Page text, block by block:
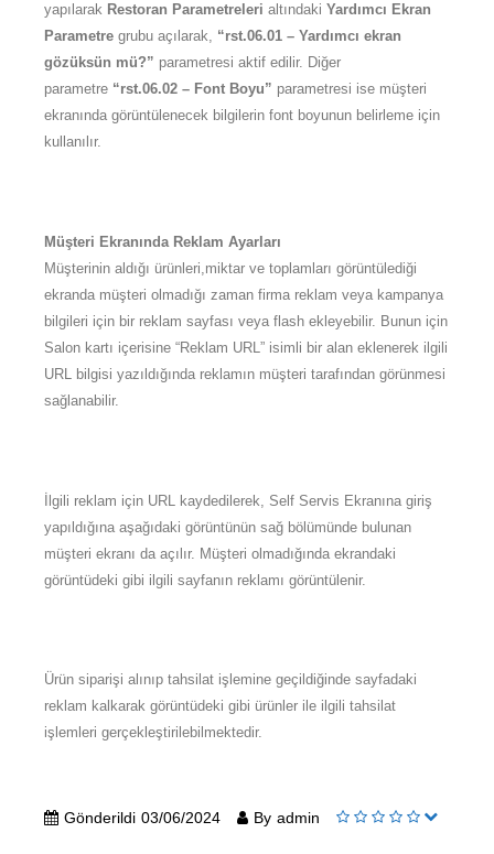
yapılarak Restoran Parametreleri altındaki Yardımcı Ekran
Parametre grubu açılarak, “rst.06.01 – Yardımcı ekran
gözüksün mü?” parametresi aktif edilir. Diğer
parametre “rst.06.02 – Font Boyu” parametresi ise müşteri
ekranında görüntülenecek bilgilerin font boyunun belirleme için
kullanılır.
Müşteri Ekranında Reklam Ayarları
Müşterinin aldığı ürünleri,miktar ve toplamları görüntülediği
ekranda müşteri olmadığı zaman firma reklam veya kampanya
bilgileri için bir reklam sayfası veya flash ekleyebilir. Bunun için
Salon kartı içerisine “Reklam URL” isimli bir alan eklenerek ilgili
URL bilgisi yazıldığında reklamın müşteri tarafından görünmesi
sağlanabilir.
İlgili reklam için URL kaydedilerek, Self Servis Ekranına giriş
yapıldığına aşağıdaki görüntünün sağ bölümünde bulunan
müşteri ekranı da açılır. Müşteri olmadığında ekrandaki
görüntüdeki gibi ilgili sayfanın reklamı görüntülenir.
Ürün siparişi alınıp tahsilat işlemine geçildiğinde sayfadaki
reklam kalkarak görüntüdeki gibi ürünler ile ilgili tahsilat
işlemleri gerçekleştirilebilmektedir.
Gönderildi 03/06/2024 By admin